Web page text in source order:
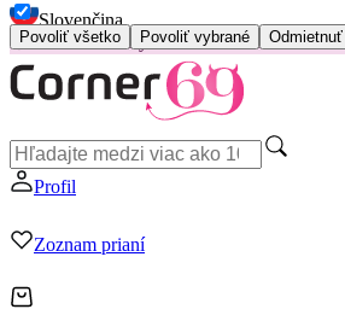
Povoliť všetko Povoliť vybrané Odmietnuť
Slovenčina
😽Svakom Klitty: O 15 € LACNEJŠIE
Profil
Zoznam prianí